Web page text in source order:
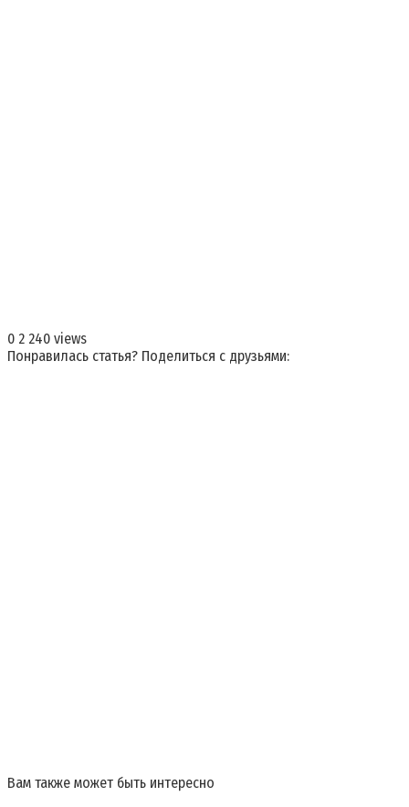
0 2 240 views
Понравилась статья? Поделиться с друзьями:
Вам также может быть интересно